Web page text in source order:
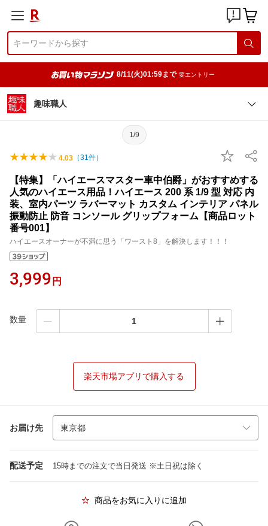
8/11(火)01:59まで 要エントリー
趣味職人
1/9
4.03 （31件）
【特集】「ハイエースマスター車中伯爵」がおすすめする
人気のハイエース用品！ハイエース 200 系 1/9 型 対応 内
装、室内パーツ ラバーマット カスタム インテリア パネル
振動防止 防音 コンソール グリップフォーム【商品ロット
番号001】
ハイエースオーナーが不満に思う「ワースト8」を解決します！！！
3,999 円
数量
楽天市場アプリで購入する
お届け先
配送予定 15時までの注文で当日発送 ※土日祝は除く
商品をお気に入りに追加